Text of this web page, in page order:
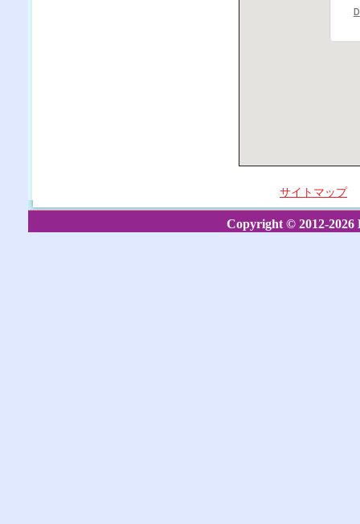
サイトマップ
Copyright © 2012-2026